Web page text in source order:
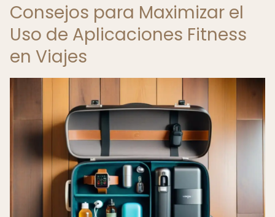
Consejos para Maximizar el
Uso de Aplicaciones Fitness
en Viajes